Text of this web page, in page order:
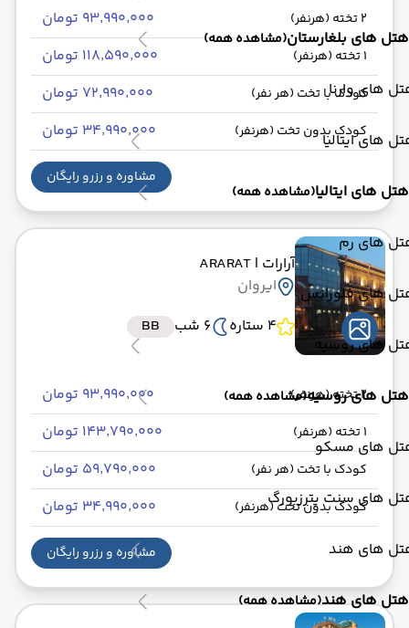
هتل های بلغارستان(مشاهده همه)
های وارنا
های ایتالیا
هتل های ایتالیا(مشاهده همه)
های رم
های فلورانس
های روسیه
هتل های روسیه(مشاهده همه)
های مسکو
های سنت پترزبورگ
های هند
هتل های هند(مشاهده همه)
2 تخته (هرنفر) ۹۳٬۹۹۰٬۰۰۰ تومان
1 تخته (هرنفر) ۱۱۸٬۵۹۰٬۰۰۰ تومان
کودک با تخت (هر نفر) ۷۲٬۹۹۰٬۰۰۰ تومان
کودک بدون تخت (هرنفر) ۳۴٬۹۹۰٬۰۰۰ تومان
مشاوره و رزرو رایگان
آرارات | ARARAT
ایروان
4 ستاره
6 شب BB
2 تخته (هرنفر) ۹۳٬۹۹۰٬۰۰۰ تومان
1 تخته (هرنفر) ۱۴۳٬۷۹۰٬۰۰۰ تومان
کودک با تخت (هر نفر) ۵۹٬۷۹۰٬۰۰۰ تومان
کودک بدون تخت (هرنفر) ۳۴٬۹۹۰٬۰۰۰ تومان
مشاوره و رزرو رایگان